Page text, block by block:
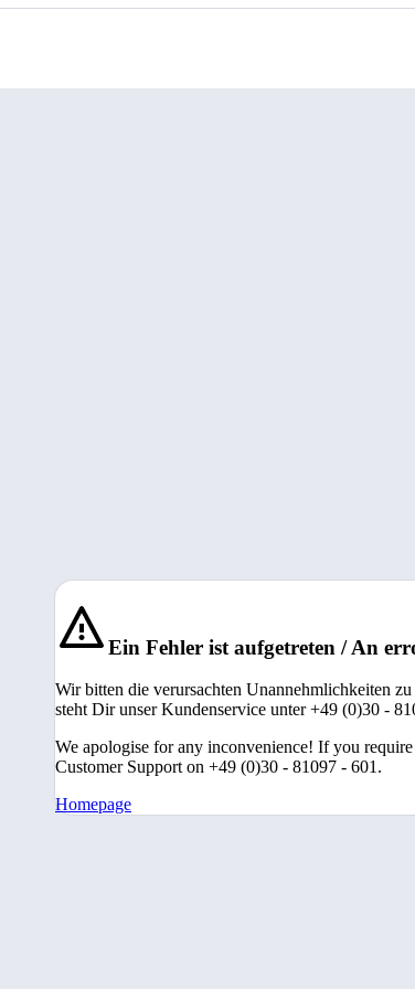
Ein Fehler ist aufgetreten / An
Wir bitten die verursachten Unannehmlichkeiten
steht Dir unser Kundenservice unter +49 (0)30 -
We apologise for any inconvenience! If you
Customer Support on +49 (0)30 - 81097 - 601.
Homepage